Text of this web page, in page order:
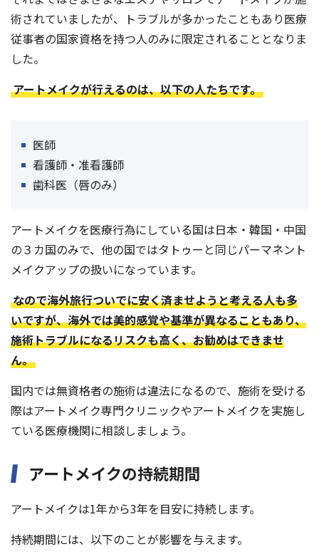
術されていましたが、トラブルが多かったこともあり医療
従事者の国家資格を持つ人のみに限定されることとなりま
した。
アートメイクが行えるのは、以下の人たちです。
医師
看護師・准看護師
歯科医（唇のみ）
アートメイクを医療行為にしている国は日本・韓国・中国
の３カ国のみで、他の国ではタトゥーと同じパーマネント
メイクアップの扱いになっています。
なので海外旅行ついでに安く済ませようと考える人も多
いですが、海外では美的感覚や基準が異なることもあり、
施術トラブルになるリスクも高く、お勧めはできませ
ん。
国内では無資格者の施術は違法になるので、施術を受ける
際はアートメイク専門クリニックやアートメイクを実施し
ている医療機関に相談しましょう。
アートメイクの持続期間
アートメイクは1年から3年を目安に持続します。
持続期間には、以下のことが影響を与えます。